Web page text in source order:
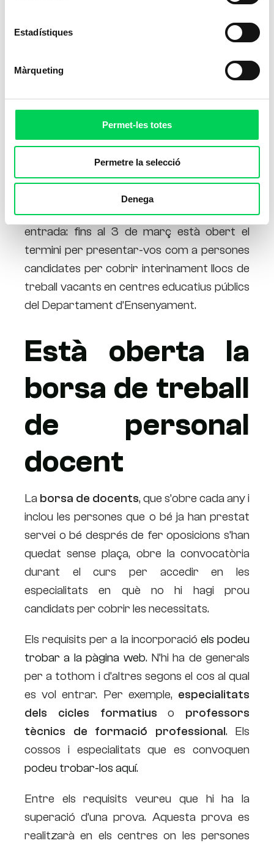
Estadístiques
Màrqueting
Permet-les totes
Permetre la selecció
Denega
Si alguna vegada us heu plantejat la
docència, llegiu amb atenció aquesta
entrada: fins al 3 de març està obert el
termini per presentar-vos com a persones
candidates per cobrir interinament llocs de
treball vacants en centres educatius públics
del Departament d’Ensenyament.
Està oberta la
borsa de treball
de personal
docent
La borsa de docents, que s’obre cada any i
inclou les persones que o bé ja han prestat
servei o bé després de fer oposicions s’han
quedat sense plaça, obre la convocatòria
durant el curs per accedir en les
especialitats en què no hi hagi prou
candidats per cobrir les necessitats.
Els requisits per a la incorporació els podeu
trobar a la pàgina web. N’hi ha de generals
per a tothom i d’altres segons el cos al qual
es vol entrar. Per exemple, especialitats
dels cicles formatius o professors
tècnics de formació professional. Els
cossos i especialitats que es convoquen
podeu trobar-los aquí.
Entre els requisits veureu que hi ha la
superació d’una prova. Aquesta prova es
realitzarà en els centres on les persones